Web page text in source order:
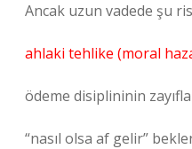
Ancak uzun vadede şu
ahlaki tehlike (moral
ödeme disiplininin
“nasıl olsa af gelir”